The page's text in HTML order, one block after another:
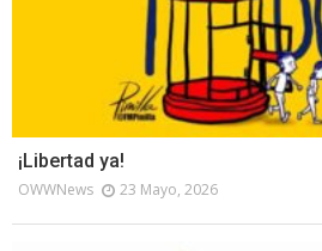
¡Libertad ya!
OWWNews 23 Mayo, 2026